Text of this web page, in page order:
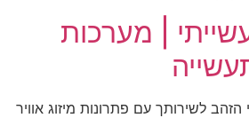
| מערכות
הזהב לשירותך עם פתרונות מיזוג אוויר